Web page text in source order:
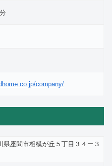
company/
県座間市相模が丘５丁目３４ー３